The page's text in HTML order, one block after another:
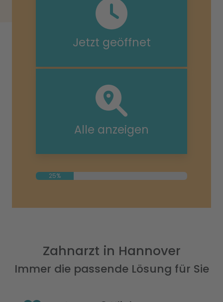
Jetzt geöffnet
Alle anzeigen
25%
Zahnarzt in Hannover
Immer die passende Lösung für Sie